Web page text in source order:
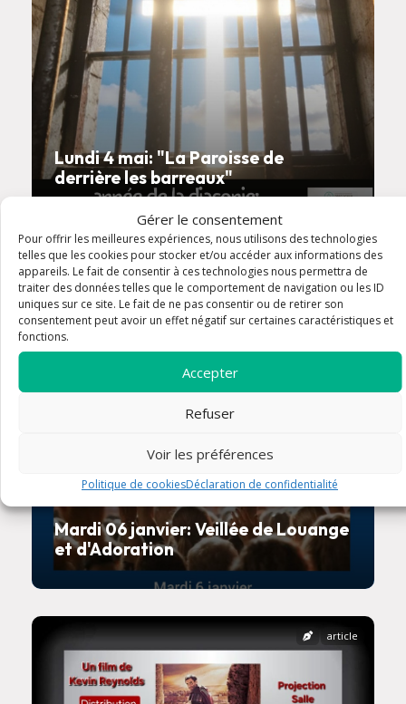
Gérer le consentement
Pour offrir les meilleures expériences, nous utilisons des technologies
telles que les cookies pour stocker et/ou accéder aux informations des
appareils. Le fait de consentir à ces technologies nous permettra de
traiter des données telles que le comportement de navigation ou les ID
uniques sur ce site. Le fait de ne pas consentir ou de retirer son
consentement peut avoir un effet négatif sur certaines caractéristiques et
fonctions.
Accepter
Refuser
Voir les préférences
Politique de cookiesDéclaration de confidentialité
Lundi 4 mai: "La Paroisse de
derrière les barreaux"
Mardi 06 janvier: Veillée de Louange
et d'Adoration
article
article